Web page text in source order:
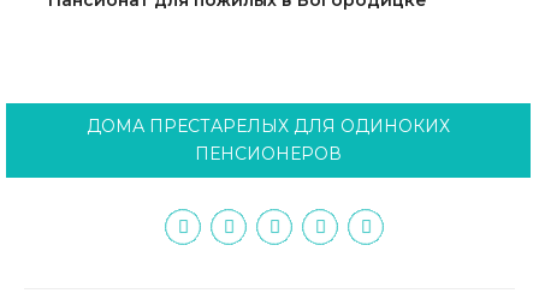
ДОМА ПРЕСТАРЕЛЫХ ДЛЯ ОДИНОКИХ
ПЕНСИОНЕРОВ